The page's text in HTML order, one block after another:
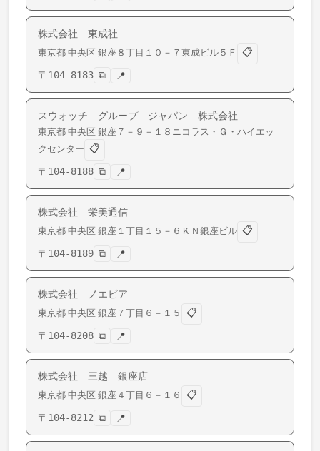
株式会社 東成社
東京都 中央区 銀座 ８丁目１０－７東成ビル５Ｆ
📋
〒 104-8183 ⧉ 📍
スウォッチ グループ ジャパン 株式会社
東京都 中央区 銀座 ７－９－１８ニコラス・Ｇ・ハイエッ
クセンター 📋
〒 104-8188 ⧉ 📍
株式会社 栄美通信
東京都 中央区 銀座 １丁目１５－６ＫＮ銀座ビル 📋
〒 104-8189 ⧉ 📍
株式会社 ノエビア
東京都 中央区 銀座 ７丁目６－１５
📋
〒 104-8208 ⧉ 📍
株式会社 三越 銀座店
東京都 中央区 銀座 ４丁目６－１６
📋
〒 104-8212 ⧉ 📍